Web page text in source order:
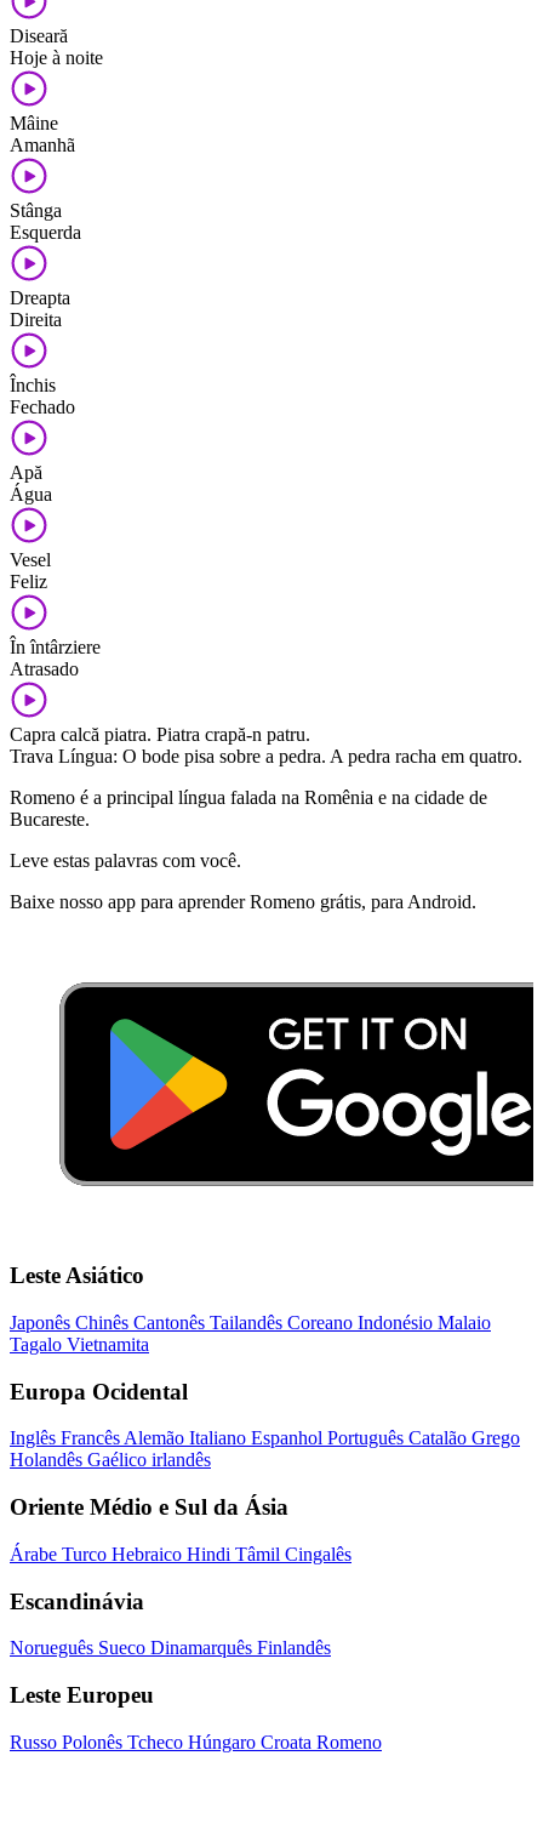
Diseară
Hoje à noite
Mâine
Amanhã
Stânga
Esquerda
Dreapta
Direita
Închis
Fechado
Apă
Água
Vesel
Feliz
În întârziere
Atrasado
Capra calcă piatra. Piatra crapă-n patru.
Trava Língua: O bode pisa sobre a pedra. A pedra racha em quatro.
Romeno é a principal língua falada na Romênia e na cidade de
Bucareste.
Leve estas palavras com você.
Baixe nosso app para aprender Romeno grátis, para Android.
Leste Asiático
Japonês Chinês Cantonês Tailandês Coreano Indonésio Malaio
Tagalo Vietnamita
Europa Ocidental
Inglês FrancêsAlemão Italiano Espanhol Português Catalão Grego
Holandês Gaélico irlandês
Oriente Médio e Sul da Ásia
Árabe Turco Hebraico Hindi Tâmil Cingalês
Escandinávia
Norueguês Sueco Dinamarquês Finlandês
Leste Europeu
Russo Polonês Tcheco Húngaro Croata Romeno